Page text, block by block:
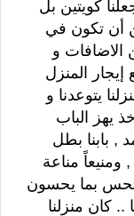
كويتين بل
أن تكون في
الاضافات و
المنزل
يتوعدنا و
يهز الباب
, بابنا بطل
مناعة
فتحس بما يحسون
.. كان منزلنا